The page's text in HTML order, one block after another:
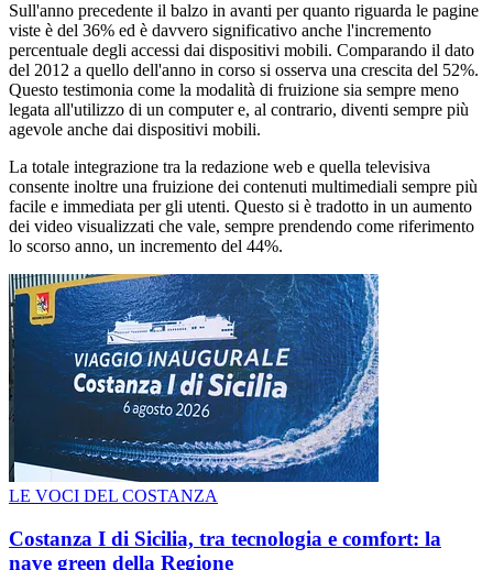
Sull'anno precedente il balzo in avanti per quanto riguarda le pagine
viste è del 36% ed è davvero significativo anche l'incremento
percentuale degli accessi dai dispositivi mobili. Comparando il dato
del 2012 a quello dell'anno in corso si osserva una crescita del 52%.
Questo testimonia come la modalità di fruizione sia sempre meno
legata all'utilizzo di un computer e, al contrario, diventi sempre più
agevole anche dai dispositivi mobili.
La totale integrazione tra la redazione web e quella televisiva
consente inoltre una fruizione dei contenuti multimediali sempre più
facile e immediata per gli utenti. Questo si è tradotto in un aumento
dei video visualizzati che vale, sempre prendendo come riferimento
lo scorso anno, un incremento del 44%.
LE VOCI DEL COSTANZA
Costanza I di Sicilia, tra tecnologia e comfort: la
nave green della Regione